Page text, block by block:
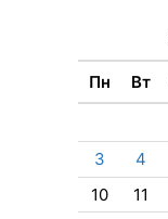
Пн Вт
3
4
10
11